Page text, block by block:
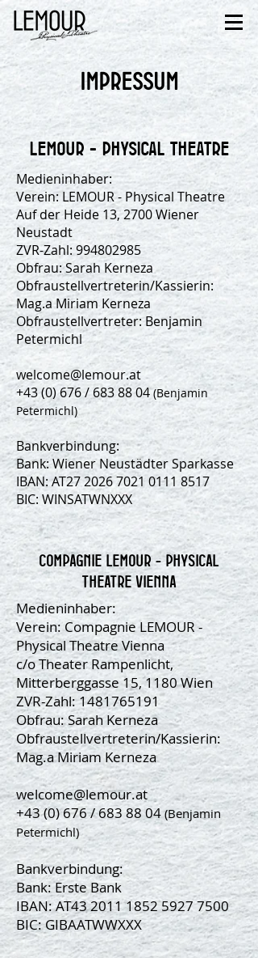
Impressum
LEMOUR - PHYSICAL THEATRE
Medieninhaber:
Verein: LEMOUR - Physical Theatre
Auf der Heide 13, 2700 Wiener
Neustadt
ZVR-Zahl: 994802985
​Obfrau: Sarah Kerneza
Obfraustellvertreterin/Kassierin:
Mag.a Miriam Kerneza
Obfraustellvertreter: Benjamin
Petermichl
welcome@lemour.at
+43 (0) 676 / 683 8804 (Benjamin
Petermichl)
Bankverbindung:
Bank: Wiener Neustädter Sparkasse
IBAN: AT272026 7021 0111 8517
BIC: WINSATWNXXX
COMPAGNIE LEMOUR - PHYSICAL
THEATRE VIENNA
Medieninhaber:
Verein: Compagnie LEMOUR -
Physical Theatre Vienna
c/o Theater Rampenlicht,
Mitterberggasse 15, 1180 Wien
ZVR-Zahl:1481765191
​Obfrau: Sarah Kerneza
Obfraustellvertreterin/Kassierin:
Mag.a Miriam Kerneza
welcome@lemour.at
+43 (0) 676 / 683 88 04 (Benjamin
Petermichl)
Bankverbindung:
Bank: Erste Bank
IBAN: AT432011 1852 5927 7500
BIC: GIBAATWWXXX